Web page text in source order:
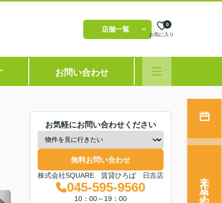
店舗一覧
お気に入り
0
お問い合わせ
お気軽にお問い合わせください
無料お問い合わせ
株式会社SQUARE 賃貸ひろば 日吉店
045-595-9560
10：00～19：00
来店予約